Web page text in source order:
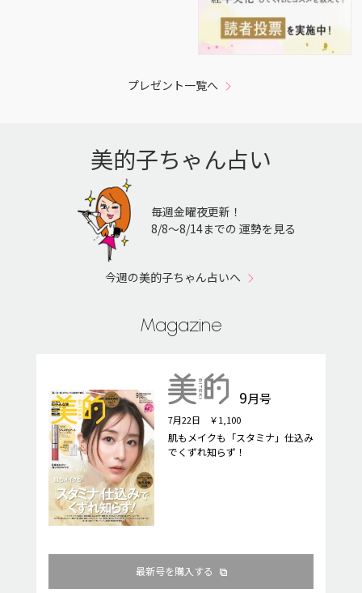
プレゼント一覧へ
美的子ちゃん占い
毎週金曜夜更新！
8/8〜8/14までの 運勢を見る
今週の美的子ちゃん占いへ
Magazine
9月号
7月22日 ￥1,100
肌もメイクも「スタミナ」仕込み
でくずれ知らず！
最新号を購入する